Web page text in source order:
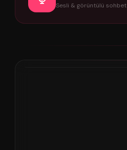
Sesli & görüntülü sohbet